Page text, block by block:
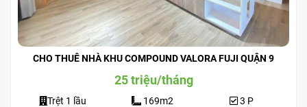
CHO THUÊ NHÀ KHU COMPOUND VALORA FUJI QUẬN 9
25 triệu/tháng
Trệt 1 lầu 169m2 3 P